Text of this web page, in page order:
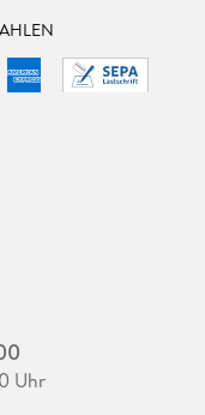
Uhr